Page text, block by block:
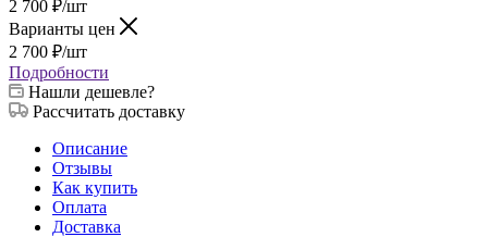
2 700 ₽/шт
Варианты цен
2 700 ₽/шт
Подробности
Нашли дешевле?
Рассчитать доставку
Описание
Отзывы
Как купить
Оплата
Доставка